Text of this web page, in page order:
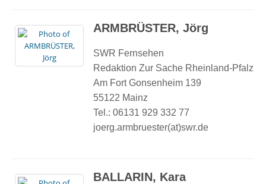
ARMBRÜSTER, Jörg
SWR Fernsehen
Redaktion Zur Sache Rheinland-Pfalz
Am Fort Gonsenheim 139
55122 Mainz
Tel.: 06131 929 332 77
joerg.armbruester(at)swr.de
BALLARIN, Kara